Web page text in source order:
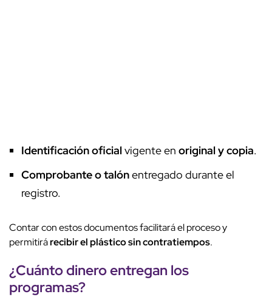
Identificación oficialvigente en original y copia.
Comprobante o talónentregado durante el
registro.
Contar con estos documentos facilitará el proceso y
permitirárecibir el plásticosin contratiempos.
¿Cuánto dinero entregan los
programas?